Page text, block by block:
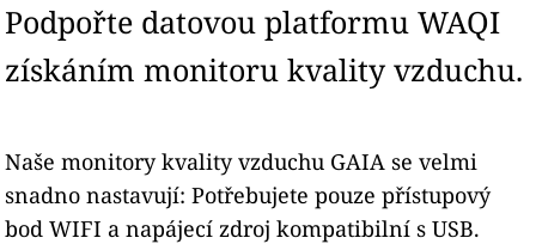
Podpořte datovou platformu WAQI
získáním monitoru kvality vzduchu.
Naše monitory kvality vzduchu GAIA se velmi
snadno nastavují: Potřebujete pouze přístupový
bod WIFI a napájecí zdroj kompatibilní s USB.